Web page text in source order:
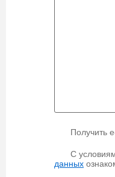
Получить
С
данных